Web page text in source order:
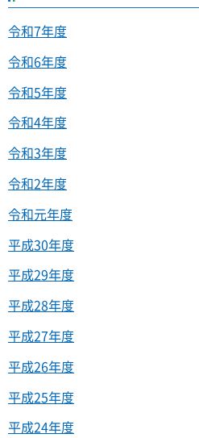
令和7年度
令和6年度
令和5年度
令和4年度
令和3年度
令和2年度
令和元年度
平成30年度
平成29年度
平成28年度
平成27年度
平成26年度
平成25年度
平成24年度